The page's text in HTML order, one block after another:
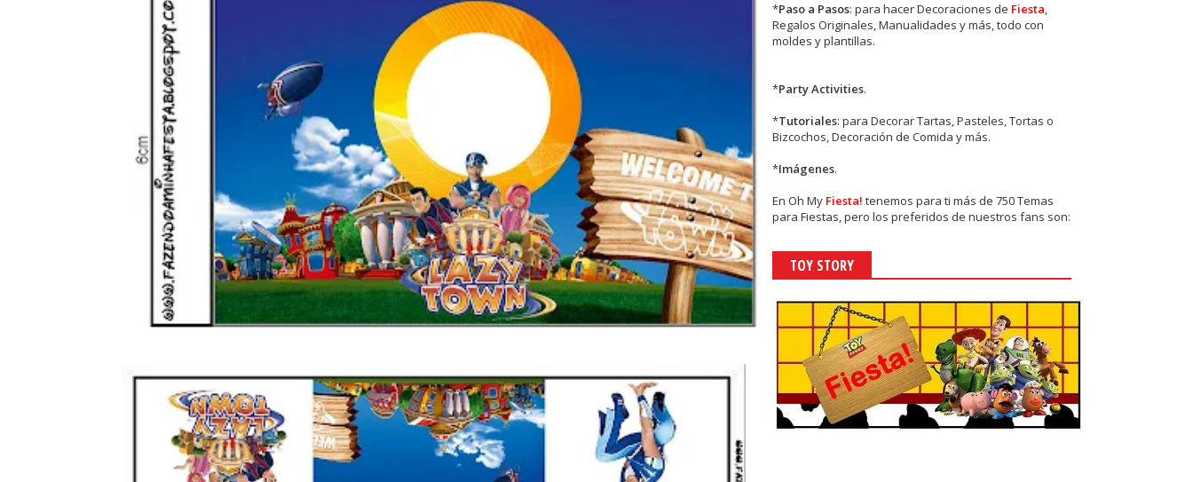
*Paso a Pasos: para hacer Decoraciones de Fiesta,
Regalos Originales, Manualidades y más, todo con
moldes y plantillas.
*Party Activities.
*Tutoriales: para Decorar Tartas, Pasteles, Tortas o
Bizcochos, Decoración de Comida y más.
*Imágenes.
EnOh My Fiesta! tenemos para ti más de 750 Temas
para Fiestas, pero los preferidos de nuestros fans son:
TOY STORY